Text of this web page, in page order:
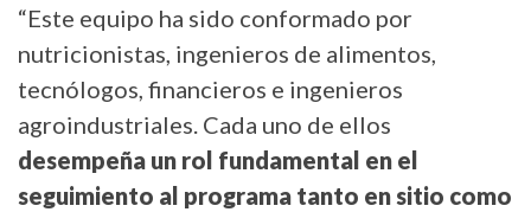
“Este equipo ha sido conformado por
nutricionistas, ingenieros de alimentos,
tecnólogos, financieros e ingenieros
agroindustriales. Cada uno de ellos
desempeña un rol fundamental en el
seguimiento al programa tanto en sitio como